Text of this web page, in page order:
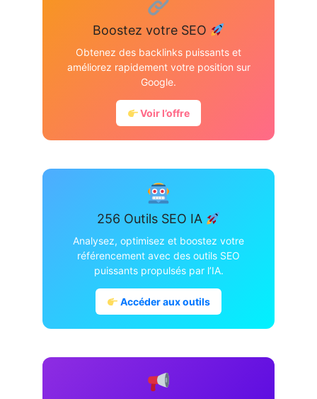
Boostez votre SEO
Obtenez des backlinks puissants et
améliorez rapidement votre position sur
Google.
Voir l’offre
256 Outils SEO IA
Analysez, optimisez et boostez votre
référencement avec des outils SEO
puissants propulsés par l’IA.
Accéder aux outils